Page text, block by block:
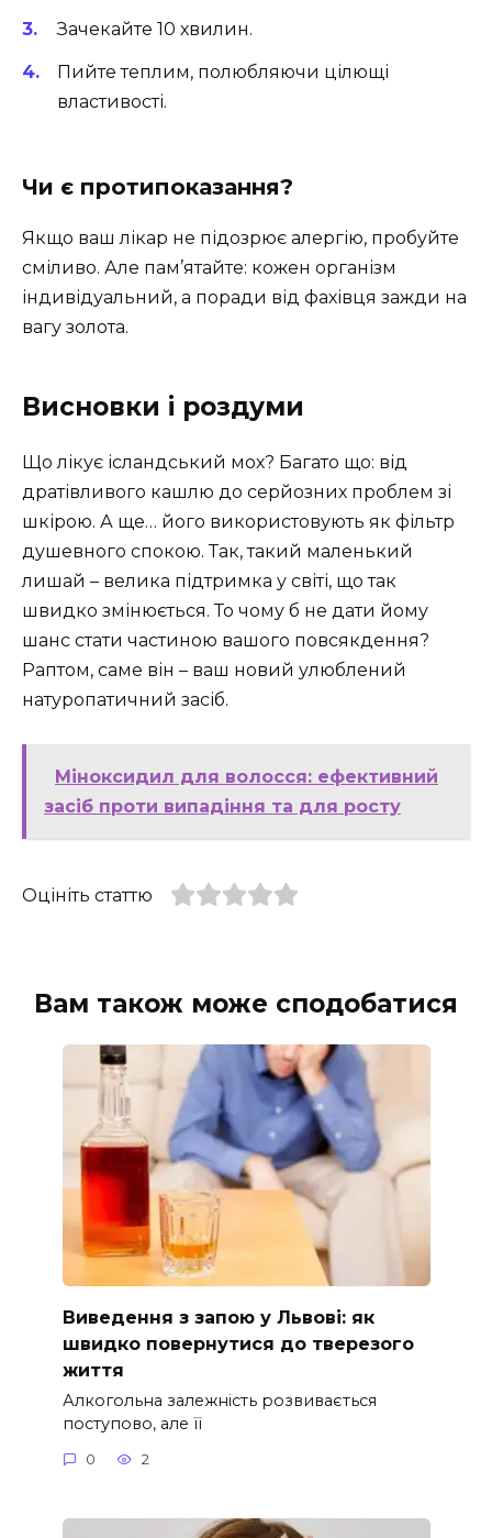
Зачекайте 10 хвилин.
Пийте теплим, полюбляючи цілющі
властивості.
Чи є протипоказання?
Якщо ваш лікар не підозрює алергію, пробуйте
сміливо. Але пам’ятайте: кожен організм
індивідуальний, а поради від фахівця зажди на
вагу золота.
Висновки і роздуми
Що лікує ісландський мох? Багато що: від
дратівливого кашлю до серйозних проблем зі
шкірою. А ще… його використовують як фільтр
душевного спокою. Так, такий маленький
лишай – велика підтримка у світі, що так
швидко змінюється. То чому б не дати йому
шанс стати частиною вашого повсякдення?
Раптом, саме він – ваш новий улюблений
натуропатичний засіб.
Міноксидил для волосся: ефективний
засіб проти випадіння та для росту
Оцініть статтю
Вам також може сподобатися
Виведення з запою у Львові: як
швидко повернутися до тверезого
життя
Алкогольна залежність розвивається
поступово, але її
0 2